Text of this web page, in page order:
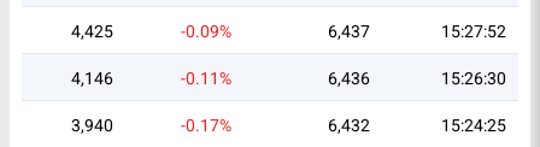
15:27:52
6,437
-0.09%
4,425
15:26:30
6,436
-0.11%
4,146
15:24:25
6,432
-0.17%
3,940